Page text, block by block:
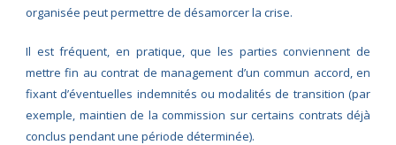
organisée peut permettre de désamorcer la crise.
Il est fréquent, en pratique, que les parties conviennent de
mettre fin au contrat de management d’un commun accord, en
fixant d’éventuelles indemnités ou modalités de transition (par
exemple, maintien de la commission sur certains contrats déjà
conclus pendant une période déterminée).